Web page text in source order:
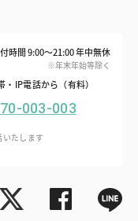
時間 9:00～21:00 年中無休
※年末年始等除く
・IP電話から（有料）
003-003
たします